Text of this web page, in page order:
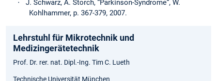
·
J. Schwarz, A. Storch, “Parkinson-Syndrome“, W.
Kohlhammer, p. 367-379, 2007.
Lehrstuhl für Mikrotechnik und
Medizingerätetechnik
Prof. Dr. rer. nat. Dipl.-Ing. Tim C. Lueth
Technische Universität München